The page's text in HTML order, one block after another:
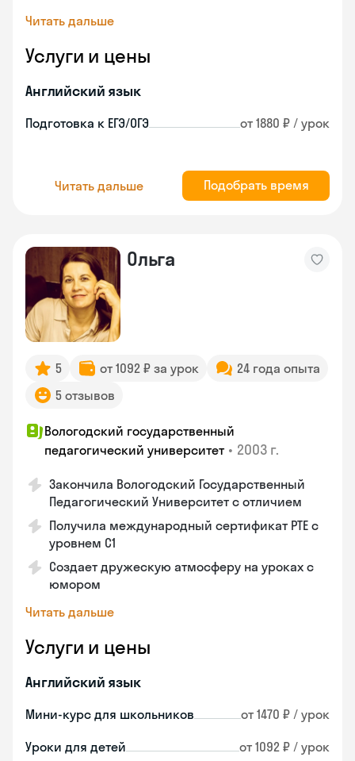
Читать дальше
Услуги и цены
Английский язык
Подготовка к ЕГЭ/ОГЭ от 1880 ₽ / урок
Читать дальше Подобрать время
Ольга
5 от 1092 ₽ за урок
24 года опыта
5 отзывов
Вологодский государственный
педагогический университет • 2003 г.
Закончила Вологодский Государственный
Педагогический Университет с отличием
Получила международный сертификат PTE с
уровнем C1
Создает дружескую атмосферу на уроках с
юмором
Читать дальше
Услуги и цены
Английский язык
Мини-курс для школьников от 1470 ₽ / урок
Уроки для детей от 1092 ₽ / урок